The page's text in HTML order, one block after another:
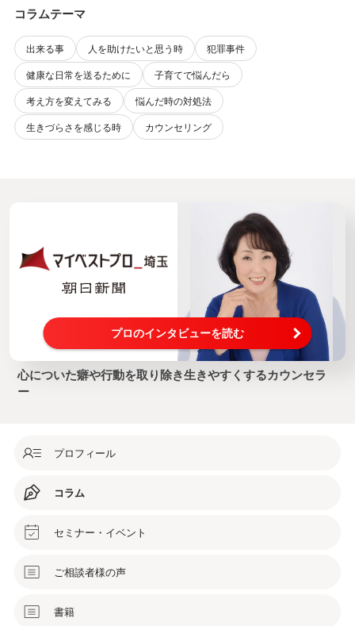
コラムテーマ
出来る事 人を助けたいと思う時
犯罪事件
健康な日常を送るために
子育てで悩んだら
考え方を変えてみる
悩んだ時の対処法
生きづらさを感じる時
カウンセリング
プロのインタビューを読む
心についた癖や行動を取り除き生きやすくするカウンセラ
ー
プロフィール
コラム
セミナー・イベント
ご相談者様の声
書籍